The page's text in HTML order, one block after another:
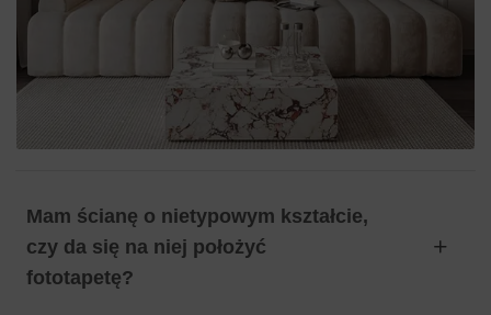
Mam ścianę o nietypowym kształcie,
czy da się na niej położyć
fototapetę?